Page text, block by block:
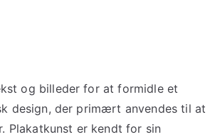
og billeder for at formidle et
design, der primært anvendes til at
Plakatkunst er kendt for sin